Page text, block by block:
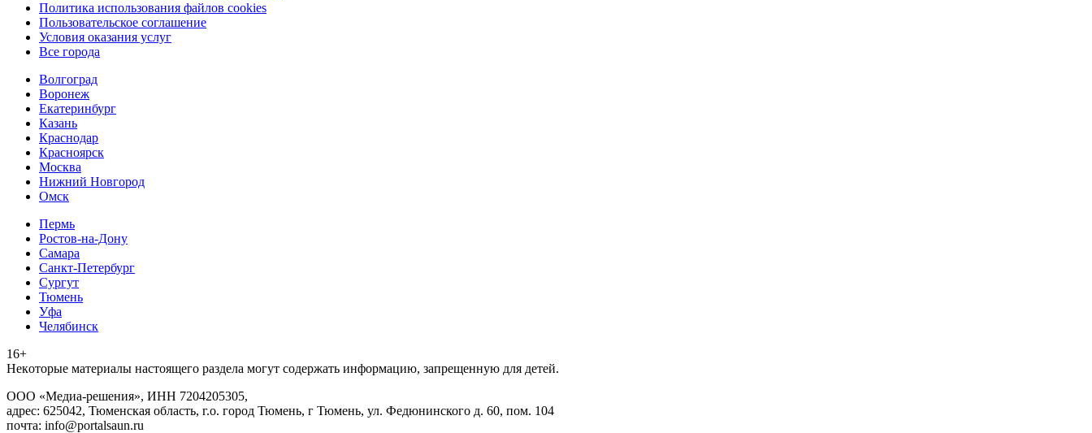
Политика использования файлов cookies
Пользовательское соглашение
Условия оказания услуг
Все города
Волгоград
Воронеж
Екатеринбург
Казань
Краснодар
Красноярск
Москва
Нижний Новгород
Омск
Пермь
Ростов-на-Дону
Самара
Санкт-Петербург
Сургут
Тюмень
Уфа
Челябинск
16+
Heкoтopыe мaтepиaлы нacтoящего paздeла мoгут coдержать инфopмaцию, зaпpeщeнную для дeтeй.
ООО «Медиа-решения», ИНН 7204205305,
адрес: 625042, Тюменская область, г.о. город Тюмень, г Тюмень, ул. Федюнинского д. 60, пом. 104
почта: info@portalsaun.ru